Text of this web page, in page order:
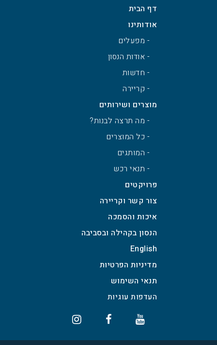
דף הבית
אודותינו
- מפעלים
- אודות הנסון
- חדשות
- קריירה
מוצרים ושירותים
- מה תרצה לבנות?
- כל המוצרים
- המותגים
- תנאי רכש
פרויקטים
צור קשר וקריירה
איכות והסמכה
הנסון בקהילה ובסביבה
English
מדיניות הפרטיות
תנאי השימוש